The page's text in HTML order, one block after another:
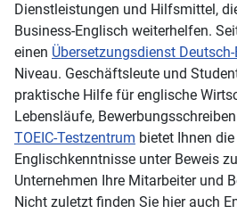
Dienstleistungen und Hilfsmittel,
Business‑Englisch weiterhelfen.
einen Übersetzungsdienst
Niveau. Geschäftsleute und
praktische Hilfe für englische
Lebensläufe,
TOEIC-Testzentrum bietet Ihnen
Englischkenntnisse unter Beweis
Unternehmen Ihre Mitarbeiter und
Nicht zuletzt finden Sie hier auch